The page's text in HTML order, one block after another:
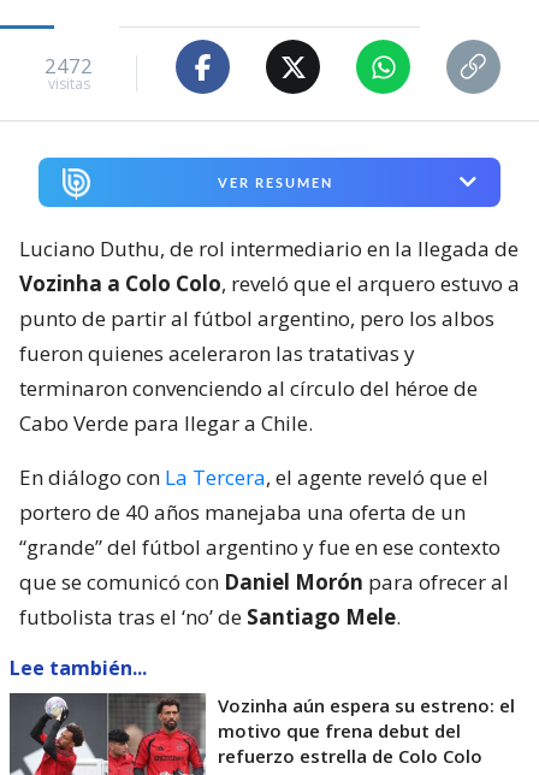
2472
visitas
VER RESUMEN
Luciano Duthu, de rol intermediario en la llegada de
Vozinha a Colo Colo, reveló que el arquero estuvo a
punto de partir al fútbol argentino, pero los albos
fueron quienes aceleraron las tratativas y
terminaron convenciendo al círculo del héroe de
Cabo Verde para llegar a Chile.
En diálogo con La Tercera, el agente reveló que el
portero de 40 años manejaba una oferta de un
“grande” del fútbol argentino y fue en ese contexto
que se comunicó con Daniel Morón para ofrecer al
futbolista tras el ‘no’ de Santiago Mele.
Lee también...
Vozinha aún espera su estreno: el
motivo que frena debut del
refuerzo estrella de Colo Colo